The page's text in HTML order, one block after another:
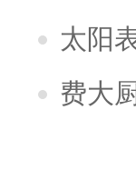
太阳
费大